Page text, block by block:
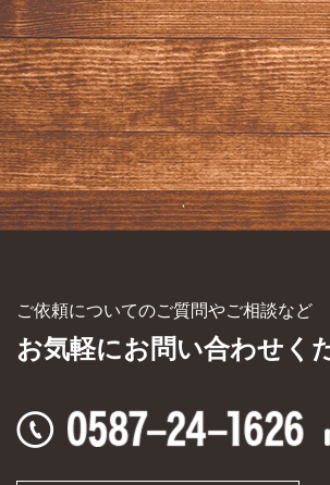
ご依頼についてのご質問やご相談など
お気軽にお問い合わせく